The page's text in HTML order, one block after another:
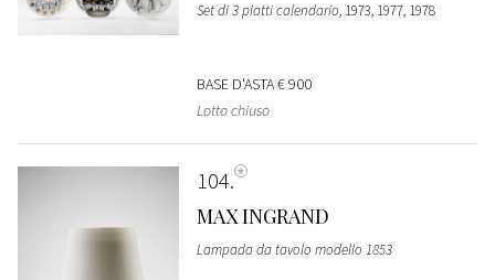
Set di 3 piatti calendario, 1973, 1977, 1978
BASE D'ASTA€ 900
Lotto chiuso
104
MAX INGRAND
Lampada da tavolo modello 1853